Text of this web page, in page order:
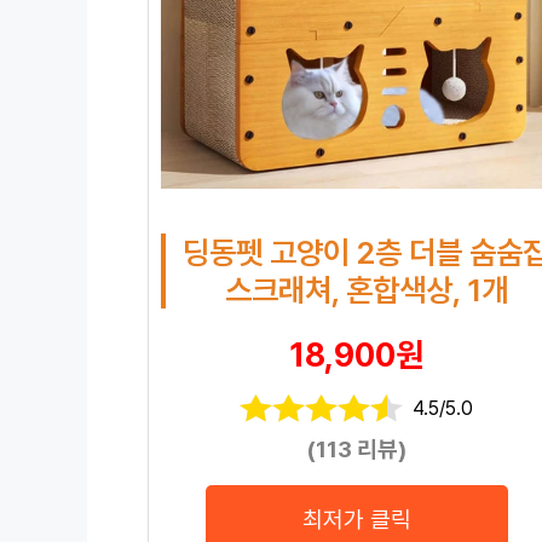
딩동펫 고양이 2층 더블 숨숨
스크래쳐, 혼합색상, 1개
18,900원
4.5/5.0
(113 리뷰)
최저가 클릭